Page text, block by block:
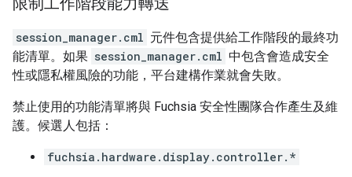
session_manager.cml 元件包含提供給工作階段的最終功
能清單。如果 session_manager.cml 中包含會造成安全
性或隱私權風險的功能，平台建構作業就會失敗。
禁止使用的功能清單將與 Fuchsia 安全性團隊合作產生及維
護。候選人包括：
fuchsia.hardware.display.controller.*